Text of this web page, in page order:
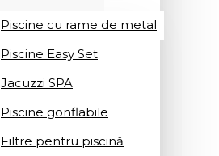
Piscine cu rame de metal
Piscine Easy Set
Jacuzzi SPA
Piscine gonflabile
Filtre pentru piscină